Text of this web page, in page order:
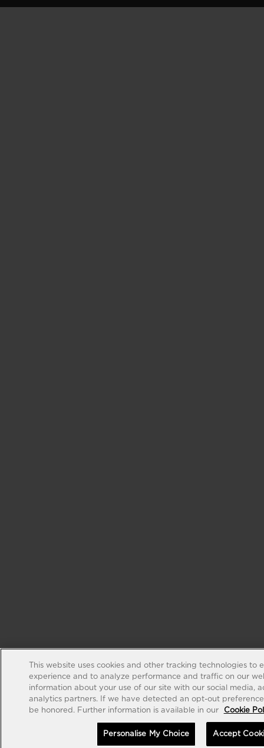
This website uses cookies and other tracking technologies to
experience and to analyze performance and traffic on our
information about your use of our site with our social media,
analytics partners. If we have detected an opt-out
be honored. Further information is available in our
Cookie
Personalise My Choice Accept